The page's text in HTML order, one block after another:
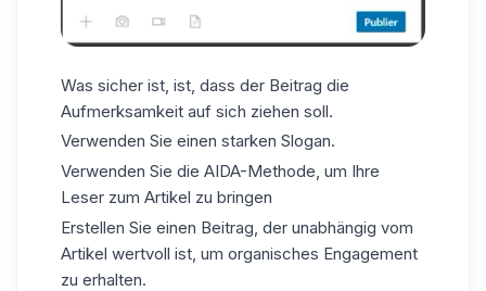
Was sicher ist, ist, dass der Beitrag die
Aufmerksamkeit auf sich ziehen soll.
Verwenden Sie einen starken Slogan.
Verwenden Sie die AIDA-Methode, um Ihre
Leser zum Artikel zu bringen
Erstellen Sie einen Beitrag, der unabhängig vom
Artikel wertvoll ist, um organisches Engagement
zu erhalten.